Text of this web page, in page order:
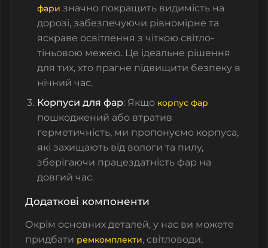
фари значно покращить видимість на
дорозі, забезпечуючи рівномірне та
яскраве освітлення з чіткою світло-
тіньовою межею. Це ідеальне рішення
для тих, хто прагне підвищити безпеку в
нічний час.
Корпуси для фар: Якщо корпус фар
пошкоджений або втратив
герметичність, ми пропонуємо корпуса,
які захищають від вологи та пилу,
зберігаючи працездатність фар на
довгий час.
Додаткові компоненти
Окрім основних деталей, у нас ви можете
придбати ремкомплекти, світловоди,